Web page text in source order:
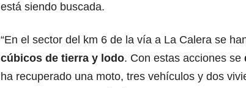
está siendo buscada.
“En el sector del km 6 de la vía a La Calera se
cúbicos de tierra y lodo. Con estas acciones se
ha recuperado una moto, tres vehículos y dos